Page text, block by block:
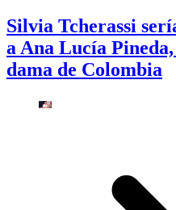
Silvia Tcherassi
a Ana Lucía
dama de Colombia